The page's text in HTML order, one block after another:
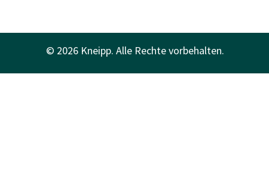
© 2026 Kneipp. Alle Rechte vorbehalten.